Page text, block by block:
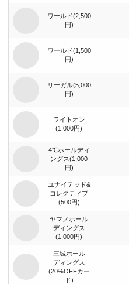
ワールド(2,500
円)
ワールド(1,500
円)
リーガル(5,000
円)
ライトオン
(1,000円)
4℃ホールディ
ングス(1,000
円)
ユナイテッド&
コレクティブ
(500円)
ヤマノホール
ディングス
(1,000円)
三城ホール
ディングス
(20%OFFカー
ド)